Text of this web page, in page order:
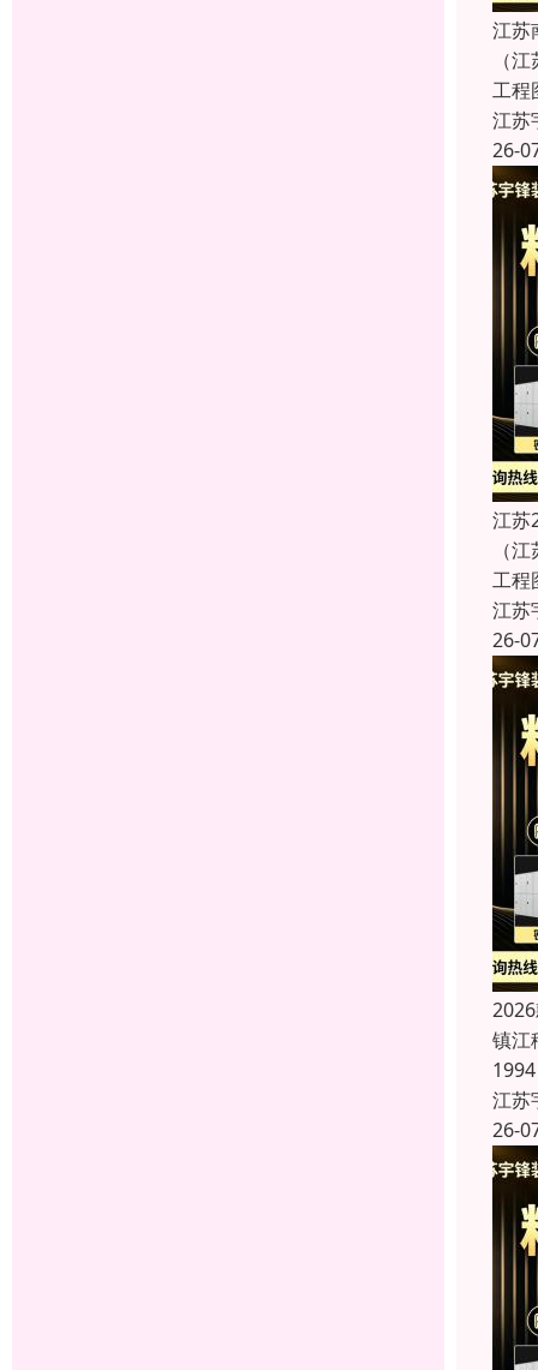
江苏
（
工程
江苏
26-
江苏
（
工程
江苏
26-
镇江
江苏
26-